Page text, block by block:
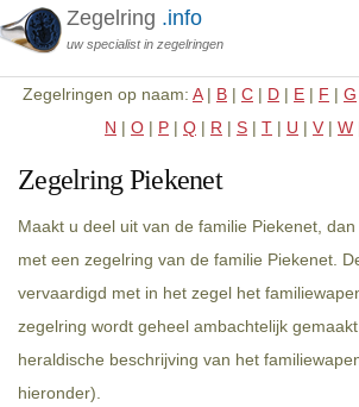
Zegelring .info
uw specialist in zegelringen
Zegelringen op naam: A| B | C | D | E | F | G
N | O | P | Q | R | S | T | U | V | W
Zegelring Piekenet
Maakt u deel uit van de familie Piekenet,
met een zegelring van de familie Piekenet.
vervaardigd met in het zegel het
zegelring wordt geheel ambachtelijk
heraldische beschrijving van het
hieronder).